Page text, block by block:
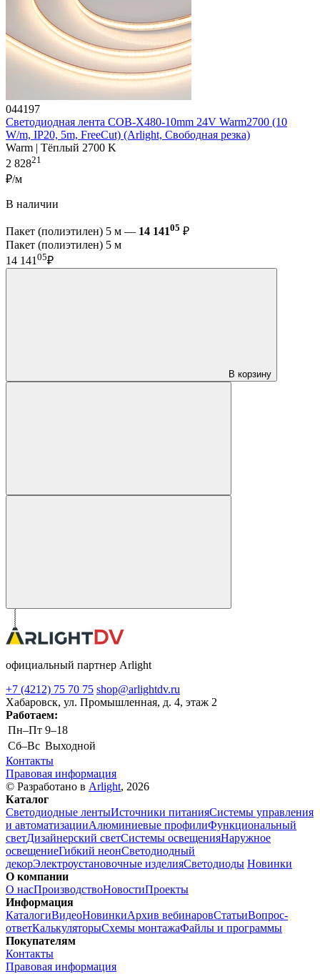
044197
Светодиодная лента COB-X480-10mm 24V Warm2700 (10
W/m, IP20, 5m, FreeCut) (Arlight, Свободная резка)
Warm | Тёплый 2700 K
2 82821
₽/м
В наличии
Пакет (полиэтилен) 5 м — 14 14105 ₽
Пакет (полиэтилен) 5 м
14 141 05₽
В корзину
официальный партнер Arlight
+7 (4212) 75 70 75 shop@arlightdv.ru
Хабаровск, ул. Промышленная, д. 4, этаж 2
Работаем:
Пн–Пт 9–18
Cб–Вс Выходной
Контакты
Правовая информация
© Разработано в Arlight, 2026
Каталог
Светодиодные лентыИсточники питанияСистемы управления
и автоматизацииАлюминиевые профилиФункциональный
светДизайнерский светСистемы освещенияНаружное
освещениеГибкий неонСветодиодный
декорЭлектроустановочные изделияСветодиоды Новинки
О компании
О насПроизводствоНовостиПроекты
Информация
КаталогиВидеоНовинкиАрхив вебинаровСтатьиВопрос-
ответКалькуляторыСхемы монтажаФайлы и программы
Покупателям
Контакты
Правовая информация